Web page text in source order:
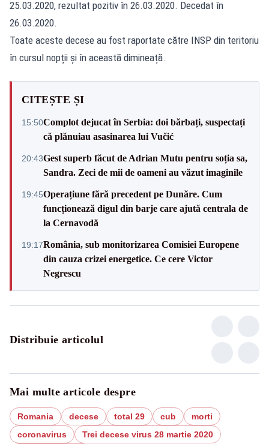
25.03.2020, rezultat pozitiv în 26.03.2020. Decedat în
26.03.2020.
Toate aceste decese au fost raportate către INSP din teritoriu
în cursul nopții și în această dimineață.
CITEȘTE ȘI
15:50Complot dejucat în Serbia: doi bărbați, suspectați
că plănuiau asasinarea lui Vučić
20:43Gest superb făcut de Adrian Mutu pentru soția sa,
Sandra. Zeci de mii de oameni au văzut imaginile
19:45Operațiune fără precedent pe Dunăre. Cum
funcționează digul din barje care ajută centrala de
la Cernavodă
19:17România, sub monitorizarea Comisiei Europene
din cauza crizei energetice. Ce cere Victor
Negrescu
Distribuie articolul
Mai multe articole despre
Romania decese total 29 cub
morti
coronavirus
Trei decese virus 28 martie 2020